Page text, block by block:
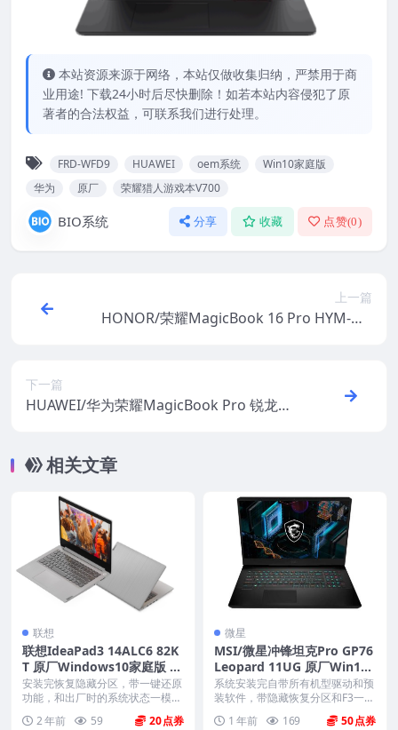
本站资源来源于网络，本站仅做收集归纳，严禁用于商
业用途! 下载24小时后尽快删除！如若本站内容侵犯了原
著者的合法权益，可联系我们进行处理。
FRD-WFD9 HUAWEI oem系统
Win10家庭版
华为
原厂 荣耀猎人游戏本V700
BIO系统 分享 收藏 点赞(0)
上一篇
HONOR/荣耀MagicBook 16 Pro HYM-W7
下一篇
HUAWEI/华为荣耀MagicBook Pro 锐龙版
相关文章
联想
联想IdeaPad3 14ALC6 82K
T 原厂Windows10家庭版 o
em系统镜像下载
安装完恢复隐藏分区，带一键还原
功能，和出厂时的系统状态一模一
2 年前 59 20
微星
MSI/微星冲锋坦克Pro GP76
Leopard 11UG 原厂Win10
系统 工厂文件 带F3一键还原
系统安装完自带所有机型驱动和预
装软件，带隐藏恢复分区和F3一键
1 年前 169 50